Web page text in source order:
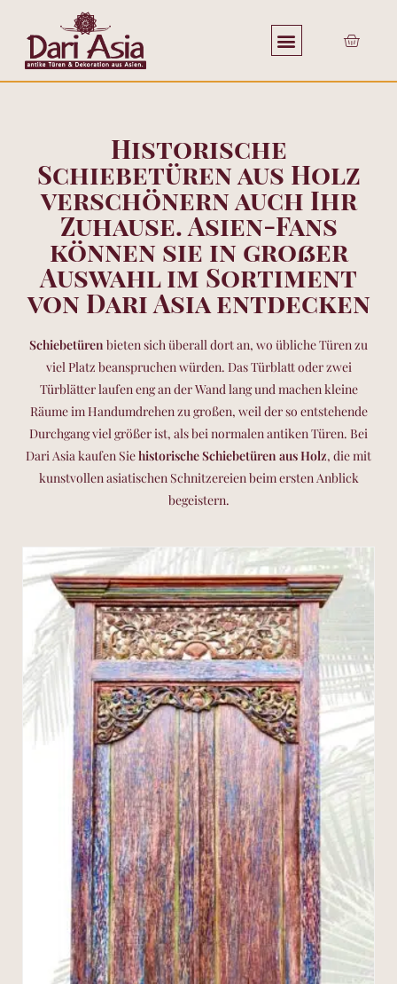
Historische
Schiebetüren aus Holz
verschönern auch Ihr
Zuhause. Asien-Fans
können sie in großer
Auswahl im Sortiment
von Dari Asia entdecken
Schiebetüren bieten sich überall dort an, wo übliche Türen zu
viel Platz beanspruchen würden. Das Türblatt oder zwei
Türblätter laufen eng an der Wand lang und machen kleine
Räume im Handumdrehen zu großen, weil der so entstehende
Durchgang viel größer ist, als bei normalenantiken Türen. Bei
Dari Asia kaufen Siehistorische Schiebetüren aus Holz, die mit
kunstvollen asiatischen Schnitzereien beim ersten Anblick
begeistern.